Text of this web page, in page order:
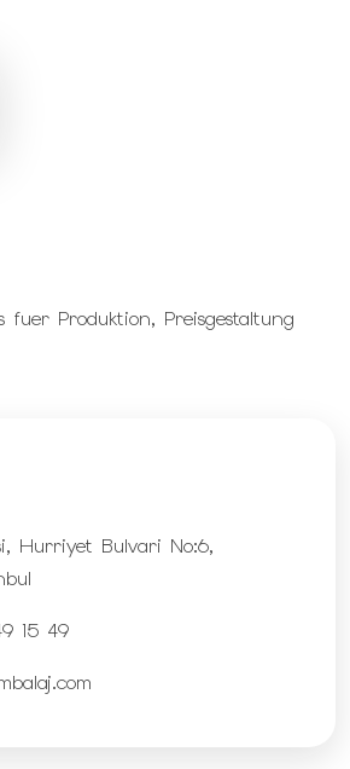
fuer Produktion, Preisgestaltung
Hurriyet Bulvari No:6,
15 49